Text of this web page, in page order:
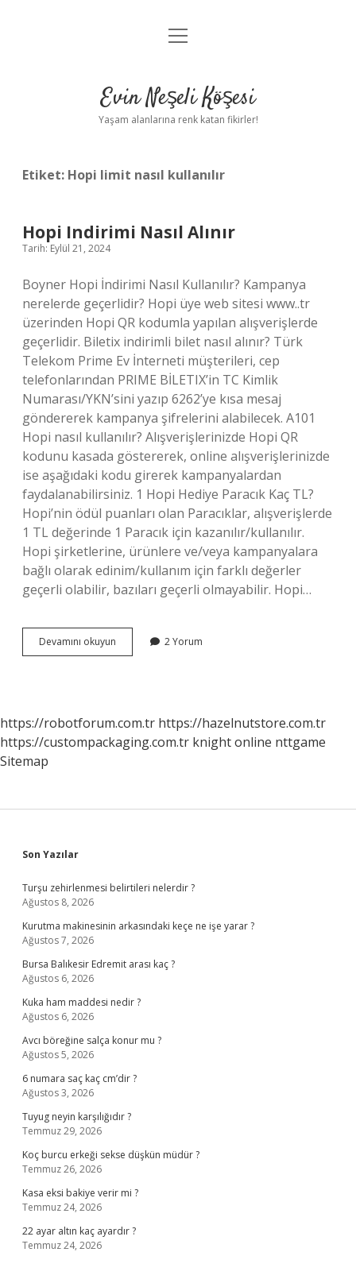
Anasayfa
Yasal Uyarı
menüyü
Evin Neşeli Köşesi
Yaşam alanlarına renk katan fikirler!
Etiket: Hopi limit nasıl kullanılır
Hopi Indirimi Nasıl Alınır
Tarih: Eylül 21, 2024
Boyner Hopi İndirimi Nasıl Kullanılır? Kampanya
nerelerde geçerlidir? Hopi üye web sitesi www..tr
üzerinden Hopi QR kodumla yapılan alışverişlerde
geçerlidir. Biletix indirimli bilet nasıl alınır? Türk
Telekom Prime Ev İnterneti müşterileri, cep
telefonlarından PRIME BİLETIX’in TC Kimlik
Numarası/YKN’sini yazıp 6262’ye kısa mesaj
göndererek kampanya şifrelerini alabilecek. A101
Hopi nasıl kullanılır? Alışverişlerinizde Hopi QR
kodunu kasada göstererek, online alışverişlerinizde
ise aşağıdaki kodu girerek kampanyalardan
faydalanabilirsiniz. 1 Hopi Hediye Paracık Kaç TL?
Hopi’nin ödül puanları olan Paracıklar, alışverişlerde
1 TL değerinde 1 Paracık için kazanılır/kullanılır.
Hopi şirketlerine, ürünlere ve/veya kampanyalara
bağlı olarak edinim/kullanım için farklı değerler
geçerli olabilir, bazıları geçerli olmayabilir. Hopi…
Devamını okuyun
Indirimi
2 Yorum
https://robotforum.com.tr https://hazelnutstore.com.tr
https://custompackaging.com.tr knight online nttgame
Sitemap
Sidebar
Son Yazılar
Turşu zehirlenmesi belirtileri nelerdir ?
Ağustos 8, 2026
Kurutma makinesinin arkasındaki keçe ne işe yarar ?
Ağustos 7, 2026
Bursa Balıkesir Edremit arası kaç ?
Ağustos 6, 2026
Kuka ham maddesi nedir ?
Ağustos 6, 2026
Avcı böreğine salça konur mu ?
Ağustos 5, 2026
6 numara saç kaç cm’dir ?
Ağustos 3, 2026
Tuyug neyin karşılığıdır ?
Temmuz 29, 2026
Koç burcu erkeği sekse düşkün müdür ?
Temmuz 26, 2026
Kasa eksi bakiye verir mi ?
Temmuz 24, 2026
22 ayar altın kaç ayardır ?
Temmuz 24, 2026